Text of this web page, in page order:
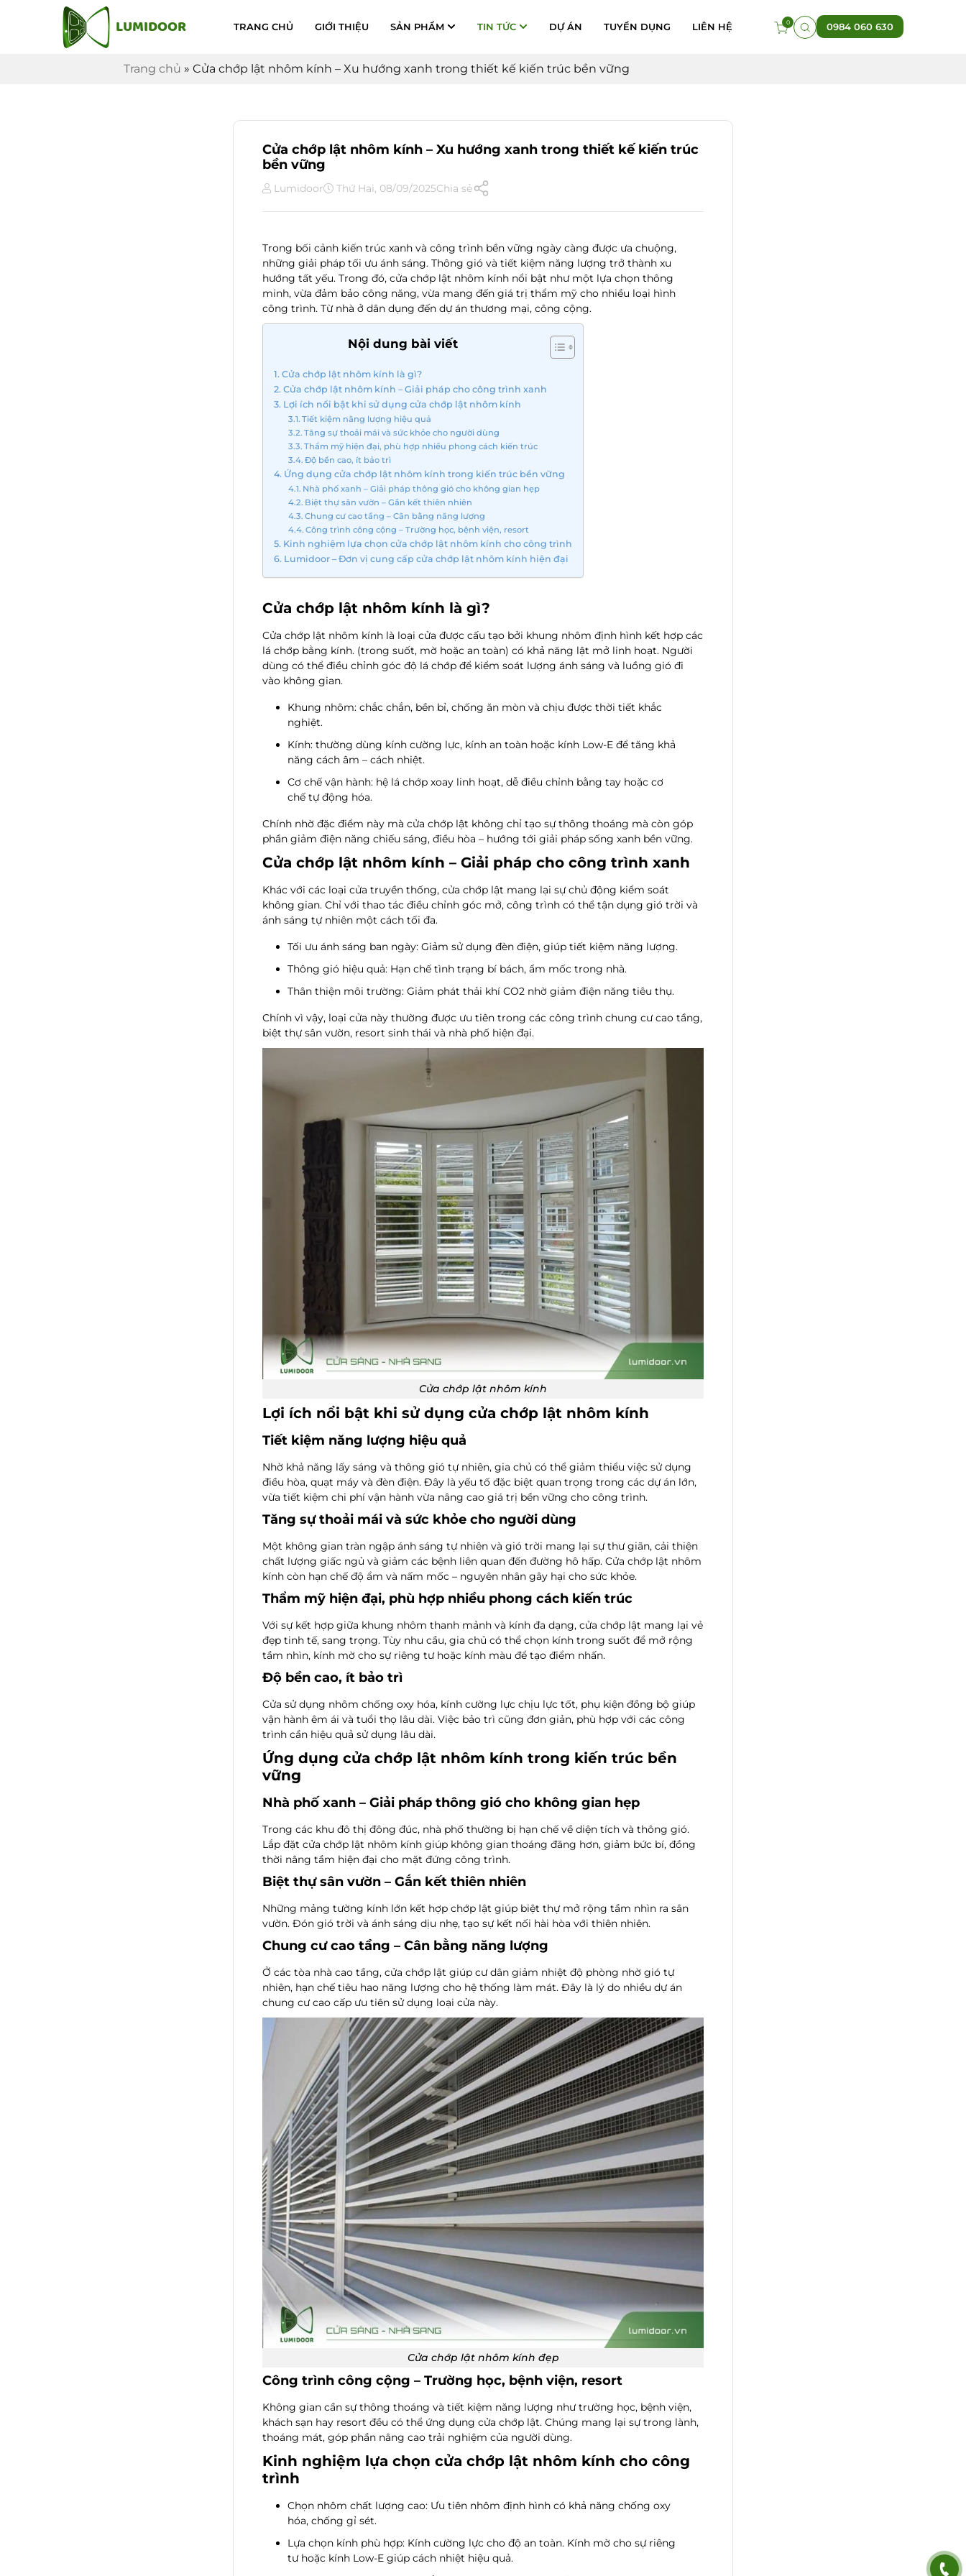
LUMIDOOR TRANG CHỦ GIỚI THIỆU SẢN PHẨM TIN TỨC DỰ ÁN TUYỂN DỤNG LIÊN HỆ 0 0984 060 630
Trang chủ » Cửa chớp lật nhôm kính – Xu hướng xanh trong thiết kế kiến trúc bền vững
Cửa chớp lật nhôm kính – Xu hướng xanh trong thiết kế kiến trúc
bền vững
Lumidoor Thứ Hai, 08/09/2025Chia sẻ
Trong bối cảnh kiến trúc xanh và công trình bền vững ngày càng được ưa chuộng,
những giải pháp tối ưu ánh sáng. Thông gió và tiết kiệm năng lượng trở thành xu
hướng tất yếu. Trong đó, cửa chớp lật nhôm kính nổi bật như một lựa chọn thông
minh, vừa đảm bảo công năng, vừa mang đến giá trị thẩm mỹ cho nhiều loại hình
công trình. Từ nhà ở dân dụng đến dự án thương mại, công cộng.
Nội dung bài viết
Cửa chớp lật nhôm kính là gì?
Cửa chớp lật nhôm kính – Giải pháp cho công trình xanh
Lợi ích nổi bật khi sử dụng cửa chớp lật nhôm kính
Tiết kiệm năng lượng hiệu quả
Tăng sự thoải mái và sức khỏe cho người dùng
Thẩm mỹ hiện đại, phù hợp nhiều phong cách kiến trúc
Độ bền cao, ít bảo trì
Ứng dụng cửa chớp lật nhôm kính trong kiến trúc bền vững
Nhà phố xanh – Giải pháp thông gió cho không gian hẹp
Biệt thự sân vườn – Gắn kết thiên nhiên
Chung cư cao tầng – Cân bằng năng lượng
Công trình công cộng – Trường học, bệnh viện, resort
Kinh nghiệm lựa chọn cửa chớp lật nhôm kính cho công trình
Lumidoor – Đơn vị cung cấp cửa chớp lật nhôm kính hiện đại
Cửa chớp lật nhôm kính là gì?
Cửa chớp lật nhôm kính là loại cửa được cấu tạo bởi khung nhôm định hình kết hợp các
lá chớp bằng kính. (trong suốt, mờ hoặc an toàn) có khả năng lật mở linh hoạt. Người
dùng có thể điều chỉnh góc độ lá chớp để kiểm soát lượng ánh sáng và luồng gió đi
vào không gian.
Khung nhôm: chắc chắn, bền bỉ, chống ăn mòn và chịu được thời tiết khắc
nghiệt.
Kính: thường dùng kính cường lực, kính an toàn hoặc kính Low-E để tăng khả
năng cách âm – cách nhiệt.
Cơ chế vận hành: hệ lá chớp xoay linh hoạt, dễ điều chỉnh bằng tay hoặc cơ
chế tự động hóa.
Chính nhờ đặc điểm này mà cửa chớp lật không chỉ tạo sự thông thoáng mà còn góp
phần giảm điện năng chiếu sáng, điều hòa – hướng tới giải pháp sống xanh bền vững.
Cửa chớp lật nhôm kính – Giải pháp cho công trình xanh
Khác với các loại cửa truyền thống, cửa chớp lật mang lại sựchủ động kiểm soát
không gian. Chỉ với thao tác điều chỉnh góc mở, công trình có thể tận dụng gió trời và
ánh sáng tự nhiên một cách tối đa.
Tối ưu ánh sáng ban ngày: Giảm sử dụng đèn điện, giúp tiết kiệm năng lượng.
Thông gió hiệu quả: Hạn chế tình trạng bí bách, ẩm mốc trong nhà.
Thân thiện môi trường: Giảm phát thải khí CO2 nhờ giảm điện năng tiêu thụ.
Chính vì vậy, loại cửa này thường được ưu tiên trong các công trình chung cư cao tầng,
biệt thự sân vườn, resort sinh thái và nhà phố hiện đại.
Cửa chớp lật nhôm kính
Lợi ích nổi bật khi sử dụng cửa chớp lật nhôm kính
Tiết kiệm năng lượng hiệu quả
Nhờ khả năng lấy sáng và thông gió tự nhiên, gia chủ có thể giảm thiểu việc sử dụng
điều hòa, quạt máy và đèn điện. Đây là yếu tố đặc biệt quan trọng trong các dự án lớn,
vừa tiết kiệm chi phí vận hành vừa nâng cao giá trị bền vững cho công trình.
Tăng sự thoải mái và sức khỏe cho người dùng
Một không gian tràn ngập ánh sáng tự nhiên và gió trời mang lại sự thư giãn, cải thiện
chất lượng giấc ngủ và giảm các bệnh liên quan đến đường hô hấp. Cửa chớp lật nhôm
kính còn hạn chế độ ẩm và nấm mốc – nguyên nhân gây hại cho sức khỏe.
Thẩm mỹ hiện đại, phù hợp nhiều phong cách kiến trúc
Với sự kết hợp giữa khung nhôm thanh mảnh và kính đa dạng, cửa chớp lật mang lại vẻ
đẹp tinh tế, sang trọng. Tùy nhu cầu, gia chủ có thể chọn kính trong suốt để mở rộng
tầm nhìn, kính mờ cho sự riêng tư hoặc kính màu để tạo điểm nhấn.
Độ bền cao, ít bảo trì
Cửa sử dụng nhôm chống oxy hóa, kính cường lực chịu lực tốt, phụ kiện đồng bộ giúp
vận hành êm ái và tuổi thọ lâu dài. Việc bảo trì cũng đơn giản, phù hợp với các công
trình cần hiệu quả sử dụng lâu dài.
Ứng dụng cửa chớp lật nhôm kính trong kiến trúc bền
vững
Nhà phố xanh – Giải pháp thông gió cho không gian hẹp
Trong các khu đô thị đông đúc, nhà phố thường bị hạn chế về diện tích và thông gió.
Lắp đặt cửa chớp lật nhôm kính giúp không gian thoáng đãng hơn, giảm bức bí, đồng
thời nâng tầm hiện đại cho mặt đứng công trình.
Biệt thự sân vườn – Gắn kết thiên nhiên
Những mảng tường kính lớn kết hợp chớp lật giúp biệt thự mở rộng tầm nhìn ra sân
vườn. Đón gió trời và ánh sáng dịu nhẹ, tạo sự kết nối hài hòa với thiên nhiên.
Chung cư cao tầng – Cân bằng năng lượng
Ở các tòa nhà cao tầng, cửa chớp lật giúp cư dân giảm nhiệt độ phòng nhờ gió tự
nhiên, hạn chế tiêu hao năng lượng cho hệ thống làm mát. Đây là lý do nhiều dự án
chung cư cao cấp ưu tiên sử dụng loại cửa này.
Cửa chớp lật nhôm kính đẹp
Công trình công cộng – Trường học, bệnh viện, resort
Không gian cần sự thông thoáng và tiết kiệm năng lượng như trường học, bệnh viện,
khách sạn hay resort đều có thể ứng dụng cửa chớp lật. Chúng mang lại sự trong lành,
thoáng mát, góp phần nâng cao trải nghiệm của người dùng.
Kinh nghiệm lựa chọn cửa chớp lật nhôm kính cho công
trình
Chọn nhôm chất lượng cao: Ưu tiên nhôm định hình có khả năng chống oxy
hóa, chống gỉ sét.
Lựa chọn kính phù hợp: Kính cường lực cho độ an toàn. Kính mờ cho sự riêng
tư hoặc kính Low-E giúp cách nhiệt hiệu quả.